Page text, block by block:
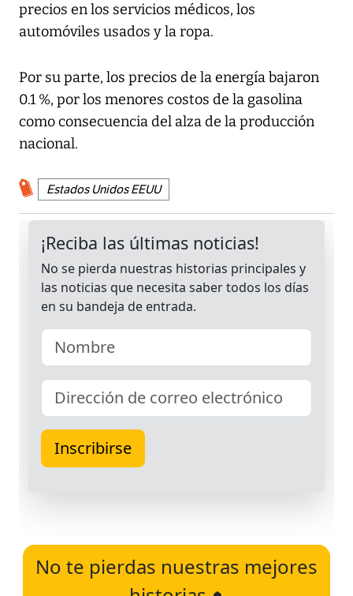
precios en los servicios médicos, los
automóviles usados y la ropa.
Por su parte, los precios de la energía bajaron
0.1 %, por los menores costos de la gasolina
como consecuencia del alza de la producción
nacional.
Estados Unidos EEUU
No te pierdas nuestras mejores